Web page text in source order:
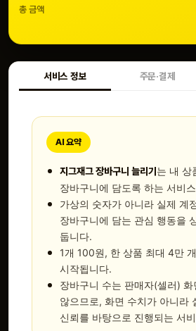
총 금액
서비스 정보 주문·결제
AI 요약
지그재그 장바구니 늘리기 는 내 상
장바구니에 담도록 하는 서비
가상의 숫자가 아니라 실제 계
장바구니에 담는 관심 행동을
둡니다.
1개 100원, 한 상품 최대 4만
시작됩니다.
장바구니 수는 판매자(셀러) 화
않으므로, 화면 수치가 아니라
신뢰를 바탕으로 진행되는 서